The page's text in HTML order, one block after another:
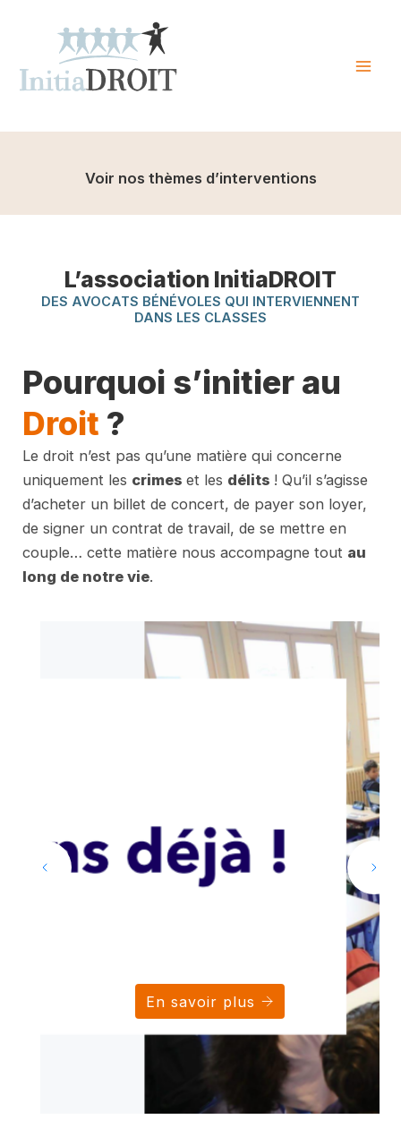
Voir nos thèmes d’interventions
L’association InitiaDROIT
DES AVOCATS BÉNÉVOLES QUI INTERVIENNENT
DANS LES CLASSES
Pourquoi s’initier au
Droit ?
Le droit n’est pas qu’une matière qui concerne
uniquement les crimes et les délits ! Qu’il s’agisse
d’acheter un billet de concert, de payer son loyer,
de signer un contrat de travail, de se mettre en
couple… cette matière nous accompagne tout au
long de notre vie.
En savoir plus